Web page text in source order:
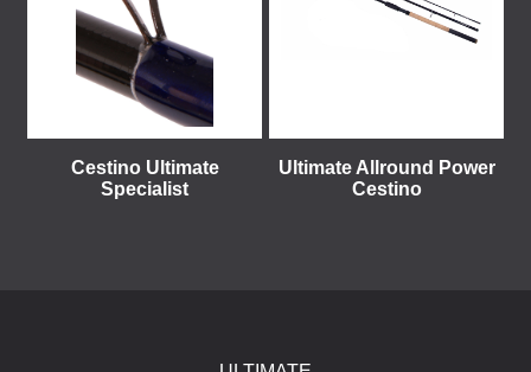
Cestino Ultimate
Specialist
Ultimate Allround Power
Cestino